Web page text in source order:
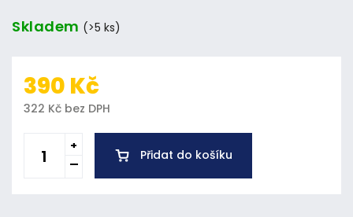
Skladem (>5 ks)
390 Kč
322 Kč bez DPH
Přidat do košíku